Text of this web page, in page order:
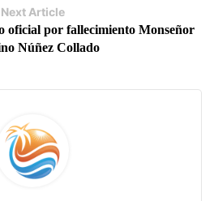
Next Article
oficial por fallecimiento Monseñor
Núñez Collado